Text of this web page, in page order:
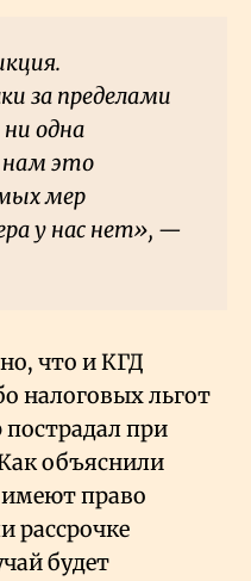
за пределами
одна
нам это
мер
у нас нет», —
что и КГД
налоговых льгот
пострадал при
объяснили
право
рассрочке
будет